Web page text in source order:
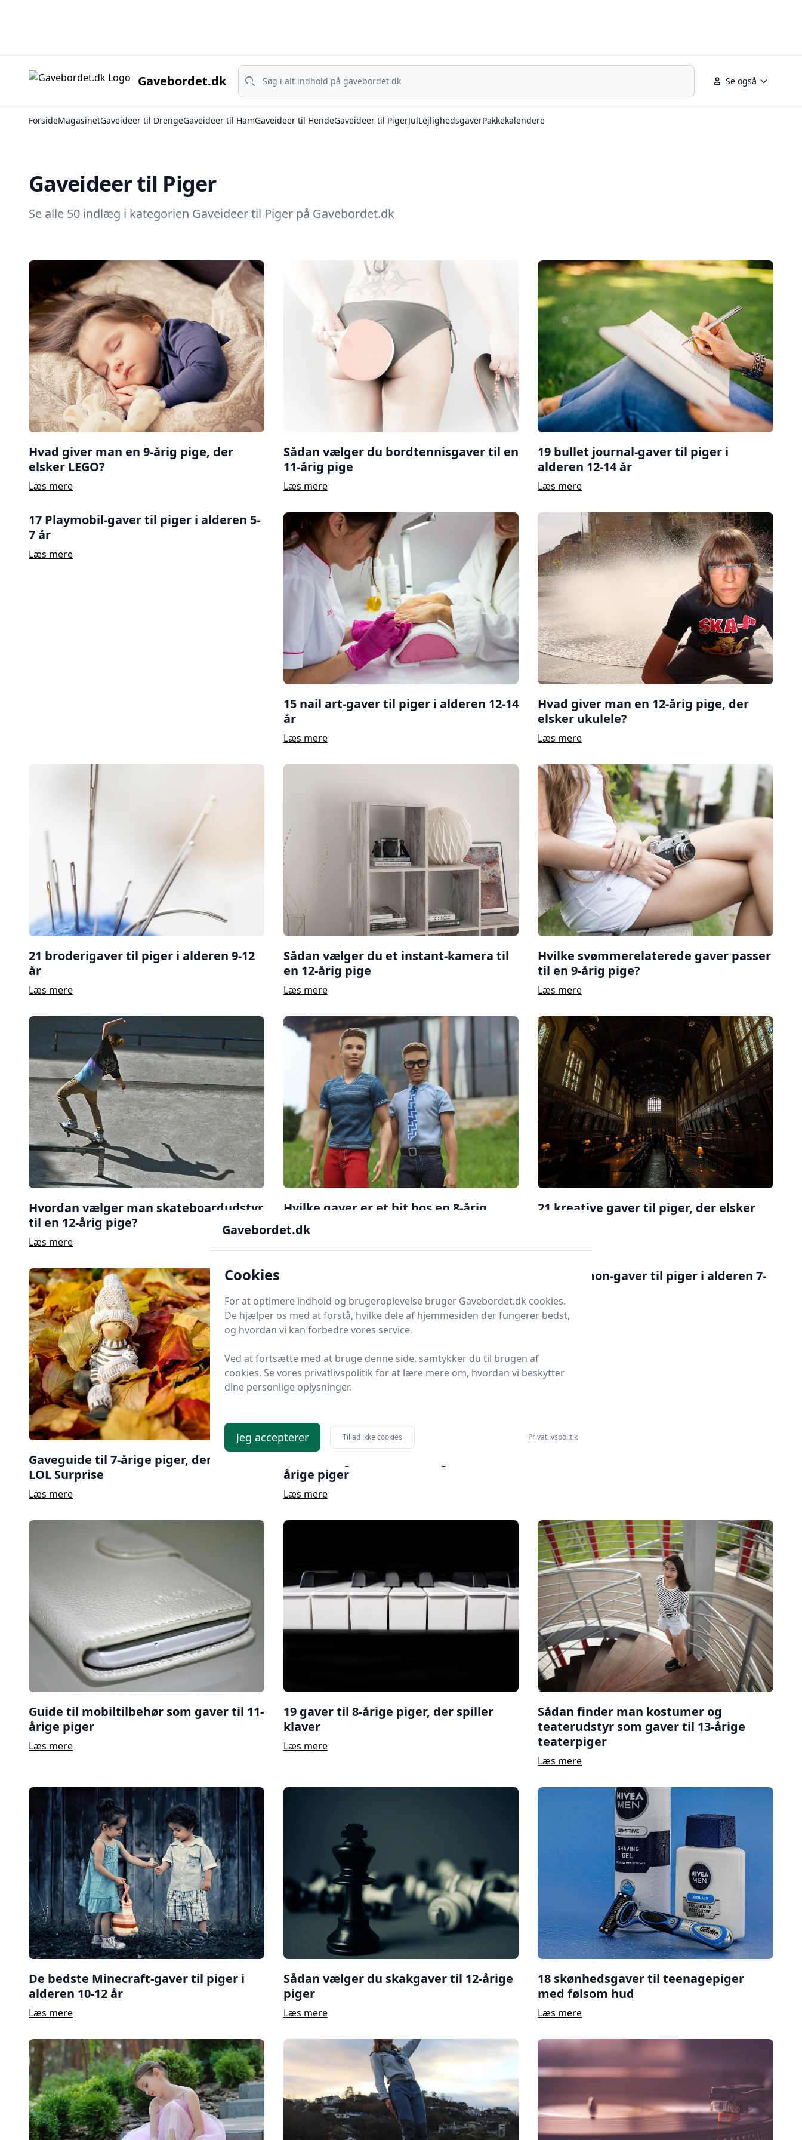
Gavebordet.dk Se også
Søg
Søg
ForsideMagasinetGaveideer til DrengeGaveideer til HamGaveideer til HendeGaveideer til PigerJulLejlighedsgaverPakkekalendere
Gaveideer til Piger
Se alle 50 indlæg i kategorien Gaveideer til Piger på Gavebordet.dk
Hvad giver man en 9-årig pige, der
elsker LEGO?
Læs mere
Sådan vælger du bordtennisgaver til en
11-årig pige
Læs mere
19 bullet journal-gaver til piger i
alderen 12-14 år
Læs mere
17 Playmobil-gaver til piger i alderen 5-
7 år
Læs mere
15 nail art-gaver til piger i alderen 12-14
år
Læs mere
Hvad giver man en 12-årig pige, der
elsker ukulele?
Læs mere
21 broderigaver til piger i alderen 9-12
år
Læs mere
Sådan vælger du et instant-kamera til
en 12-årig pige
Læs mere
Hvilke svømmerelaterede gaver passer
til en 9-årig pige?
Læs mere
Hvordan vælger man skateboardudstyr
til en 12-årig pige?
Læs mere
Hvilke gaver er et hit hos en 8-årig
pige, der elsker Barbie?
21 kreative gaver til piger, der elsker
Gaveguide til 7-årige piger, der elsker
LOL Surprise
Læs mere
årige piger
Læs mere
23 Pokémon-gaver til piger i alderen 7-
Læs mere
Guide til mobiltilbehør som gaver til 11-
årige piger
Læs mere
19 gaver til 8-årige piger, der spiller
klaver
Læs mere
Sådan finder man kostumer og
teaterudstyr som gaver til 13-årige
teaterpiger
Læs mere
De bedste Minecraft-gaver til piger i
alderen 10-12 år
Læs mere
Sådan vælger du skakgaver til 12-årige
piger
Læs mere
18 skønhedsgaver til teenagepiger
med følsom hud
Læs mere
Gavebordet.dk
Cookies
For at optimere indhold og brugeroplevelse bruger Gavebordet.dk cookies.
De hjælper os med at forstå, hvilke dele af hjemmesiden der fungerer bedst,
og hvordan vi kan forbedre vores service.
Ved at fortsætte med at bruge denne side, samtykker du til brugen af
cookies. Se vores privatlivspolitik for at lære mere om, hvordan vi beskytter
dine personlige oplysninger.
Jeg accepterer Tillad ikke cookies Privatlivspolitik